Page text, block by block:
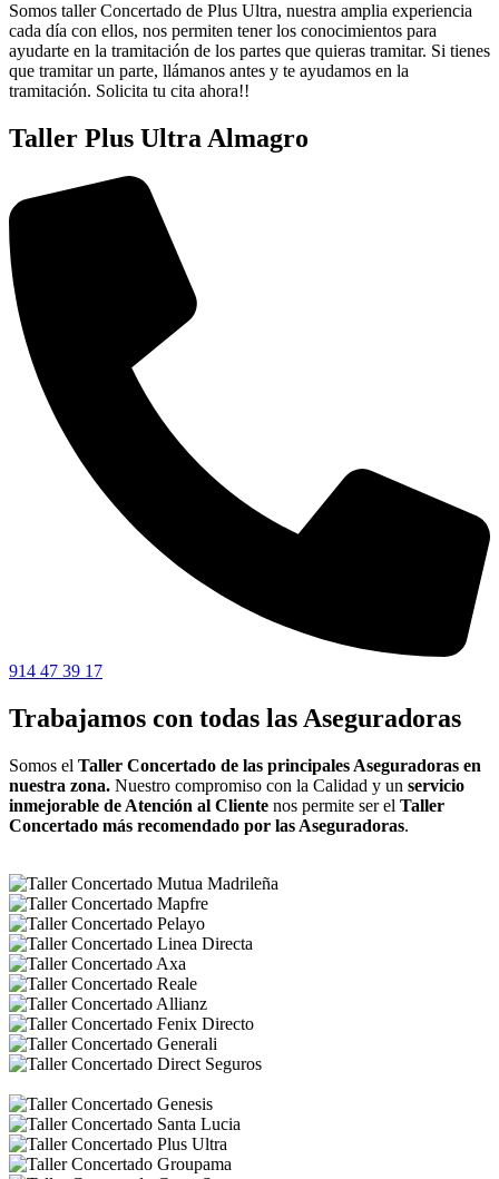
Somos taller Concertado de Plus Ultra, nuestra amplia experiencia
cada día con ellos, nos permiten tener los conocimientos para
ayudarte en la tramitación de los partes que quieras tramitar. Si tienes
que tramitar un parte, llámanos antes y te ayudamos en la
tramitación. Solicita tu cita ahora!!
Taller Plus Ultra Almagro
914 47 39 17
Trabajamos con todas las Aseguradoras
Somos el Taller Concertado de las principales Aseguradoras en
nuestra zona. Nuestro compromiso con la Calidad y un servicio
inmejorable de Atención al Cliente nos permite ser el Taller
Concertado más recomendado por las Aseguradoras.